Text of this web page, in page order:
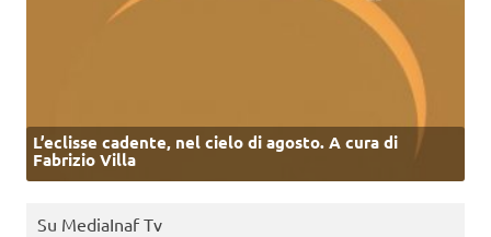
L’eclisse cadente, nel cielo di agosto. A cura di
Fabrizio Villa
Su MediaInaf Tv